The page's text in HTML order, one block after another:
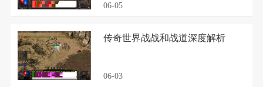
06-05
传奇世界战战和战道深度解析
06-03